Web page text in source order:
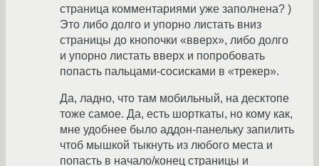
страница комментариями уже заполнена? )
Это либо долго и упорно листать вниз
страницы до кнопочки «вверх», либо долго
и упорно листать вверх и попробовать
попасть пальцами-сосисками в «трекер».
Да, ладно, что там мобильный, на десктопе
тоже самое. Да, есть шорткаты, но кому как,
мне удобнее было аддон-панельку запилить
чтоб мышкой тыкнуть из любого места и
попасть в начало/конец страницы и